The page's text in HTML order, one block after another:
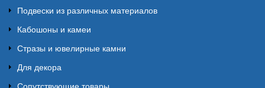
Подвески из различных материалов
Кабошоны и камеи
Стразы и ювелирные камни
Для декора